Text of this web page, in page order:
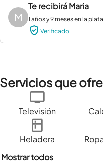
M
Te recibiráMaria
1 años y 9 meses en la
Verificado
Servicios que
Televisión
Heladera
Mostrar todos